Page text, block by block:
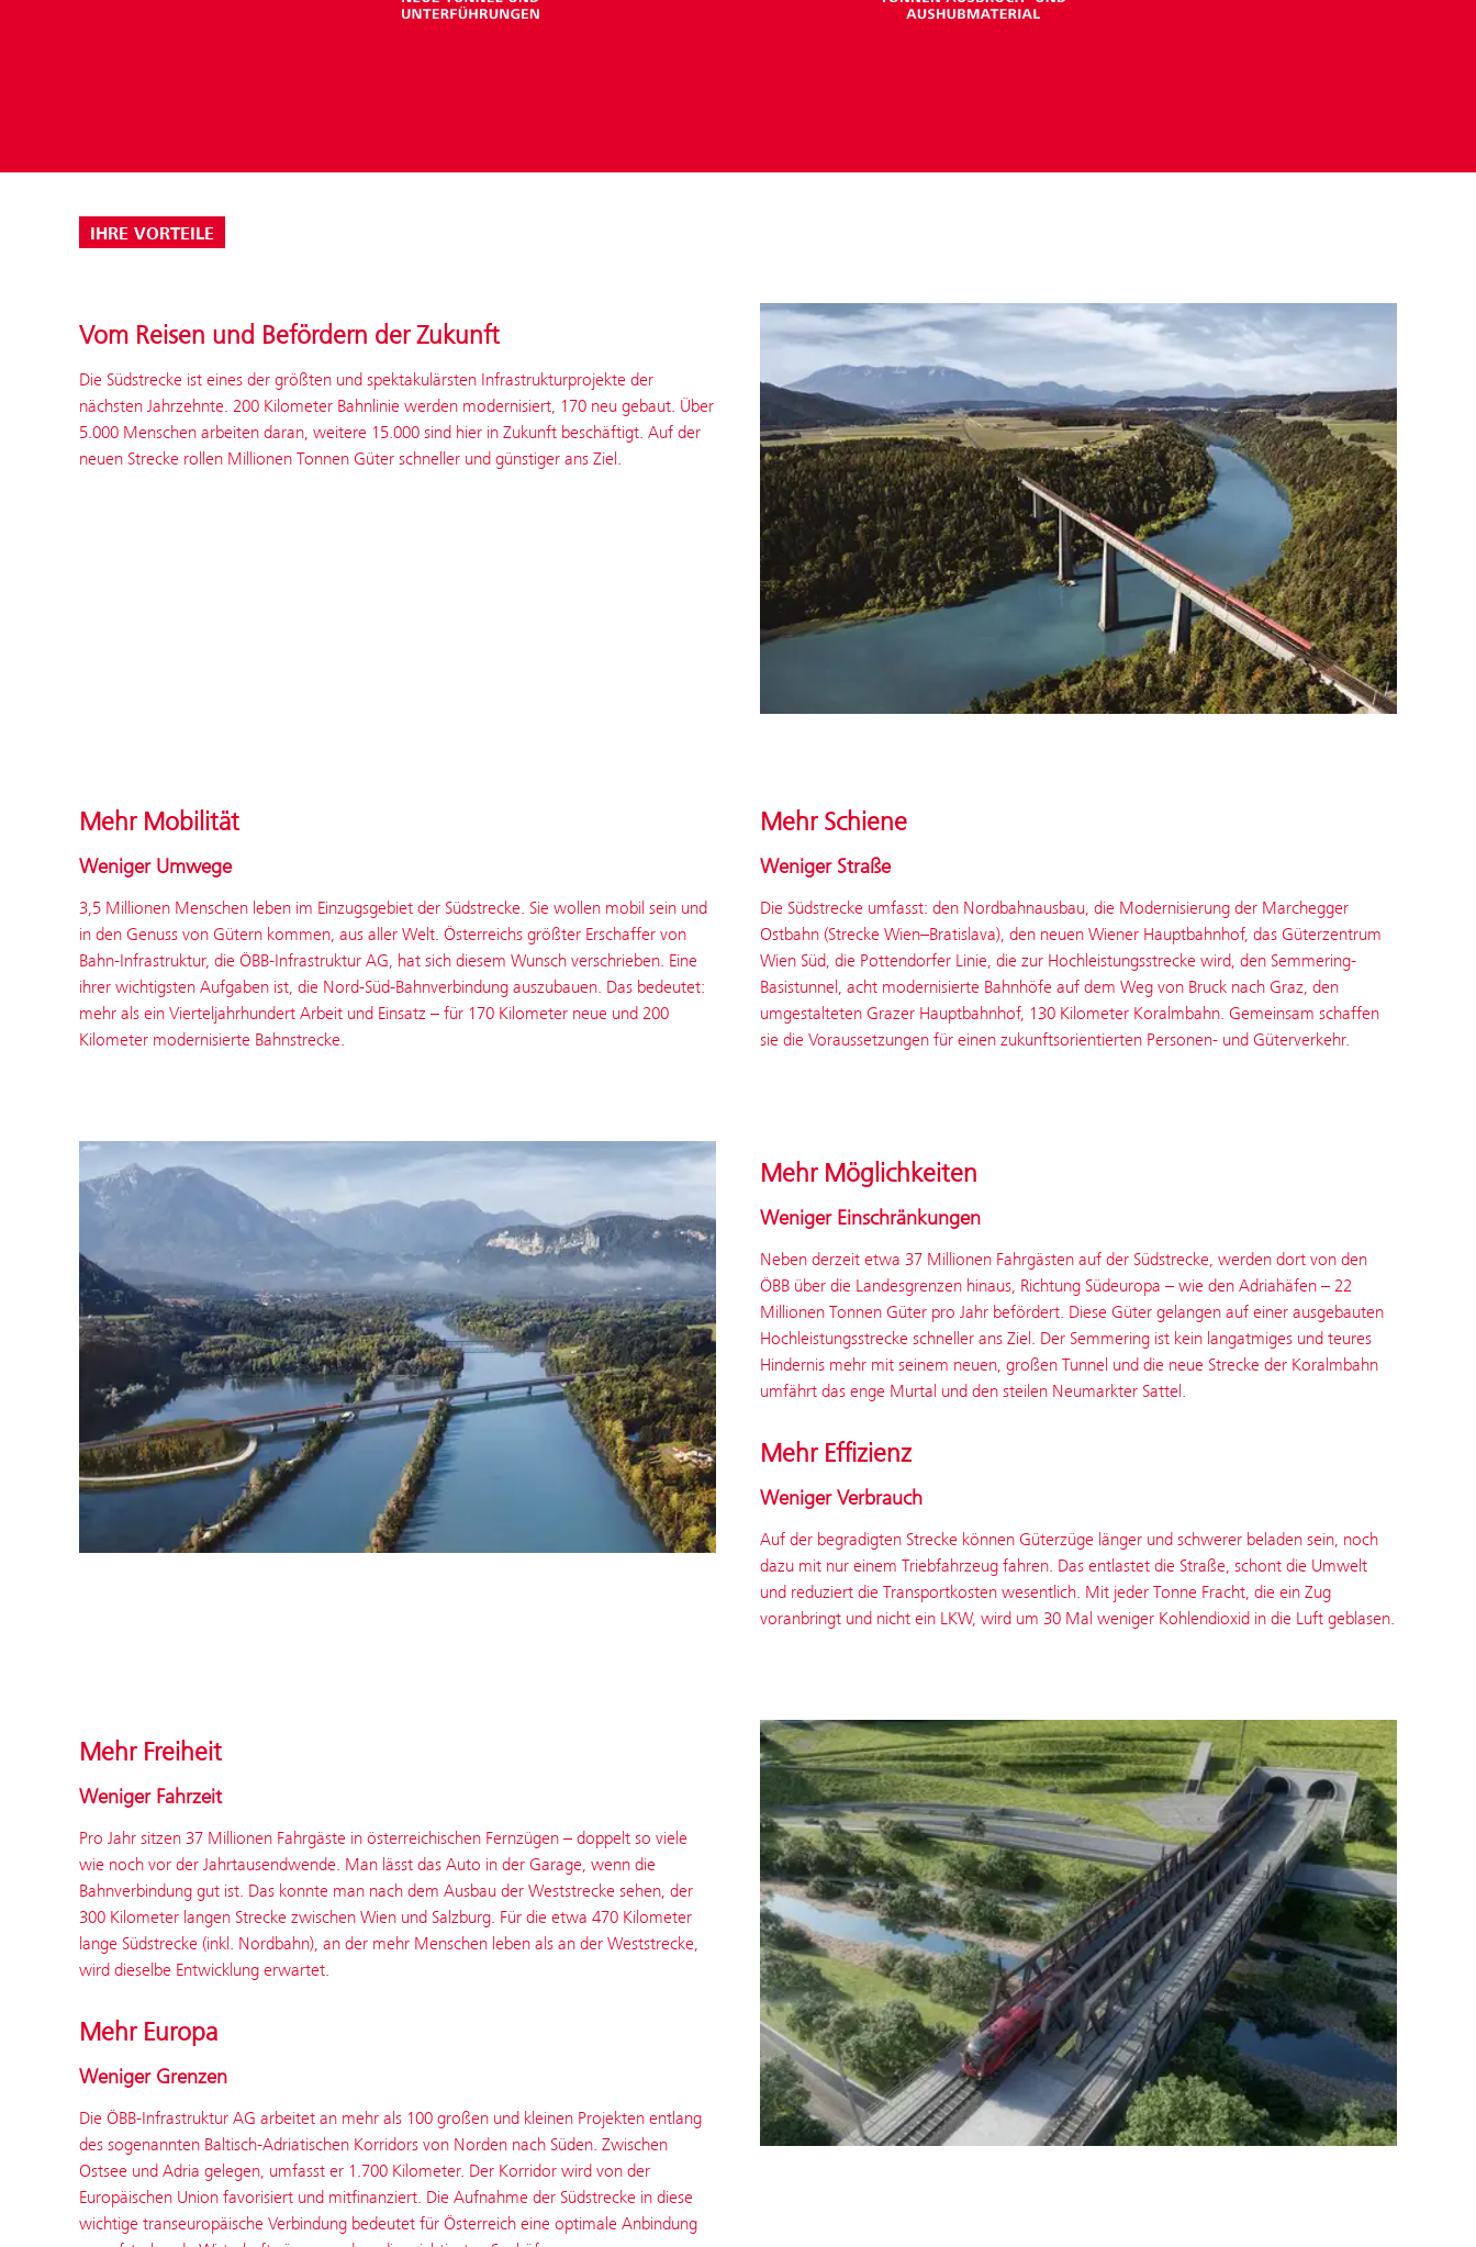
IHRE VORTEILE
Vom Reisen und Befördern der Zukunft
Die Südstrecke ist eines der größten und spektakulärsten Infrastrukturprojekte der
nächsten Jahrzehnte. 200 Kilometer Bahnlinie werden modernisiert, 170 neu gebaut. Über
5.000 Menschen arbeiten daran, weitere 15.000 sind hier in Zukunft beschäftigt. Auf der
neuen Strecke rollen Millionen Tonnen Güter schneller und günstiger ans Ziel.
Mehr Mobilität
Weniger Umwege
3,5 Millionen Menschen leben im Einzugsgebiet der Südstrecke. Sie wollen mobil sein und
in den Genuss von Gütern kommen, aus aller Welt. Österreichs größter Erschaffer von
Bahn-Infrastruktur, die ÖBB-Infrastruktur AG, hat sich diesem Wunsch verschrieben. Eine
ihrer wichtigsten Aufgaben ist, die Nord-Süd-Bahnverbindung auszubauen. Das bedeutet:
mehr als ein Vierteljahrhundert Arbeit und Einsatz – für 170 Kilometer neue und 200
Kilometer modernisierte Bahnstrecke.
Mehr Schiene
Weniger Straße
Die Südstrecke umfasst: den Nordbahnausbau, die Modernisierung der Marchegger
Ostbahn (Strecke Wien–Bratislava), den neuen Wiener Hauptbahnhof, das Güterzentrum
Wien Süd, die Pottendorfer Linie, die zur Hochleistungsstrecke wird, den Semmering-
Basistunnel, acht modernisierte Bahnhöfe auf dem Weg von Bruck nach Graz, den
umgestalteten Grazer Hauptbahnhof, 130 Kilometer Koralmbahn. Gemeinsam schaffen
sie die Voraussetzungen für einen zukunfts­orientierten Personen- und Güterverkehr.
Mehr Möglichkeiten
Weniger Einschränkungen
Neben derzeit etwa 37 Millionen Fahrgästen auf der Südstrecke, werden dort von den
ÖBB über die Landesgrenzen hinaus, Richtung Südeuropa – wie den Adriahäfen – 22
Millionen Tonnen Güter pro Jahr befördert. Diese Güter gelangen auf einer ausgebauten
Hochleistungsstrecke schneller ans Ziel. Der Semmering ist kein langatmiges und teures
Hindernis mehr mit seinem neuen, großen Tunnel und die neue Strecke der Koralm­bahn
umfährt das enge Murtal und den steilen Neumarkter Sattel.
Mehr Effizienz
Weniger Verbrauch
Auf der begradigten Strecke können Güterzüge länger und schwerer beladen sein, noch
dazu mit nur einem Triebfahrzeug fahren. Das entlastet die Straße, schont die Umwelt
und reduziert die Transportkosten wesentlich. Mit jeder Tonne Fracht, die ein Zug
voranbringt und nicht ein LKW, wird um 30 Mal weniger Kohlendioxid in die Luft geblasen.
Mehr Freiheit
Weniger Fahrzeit
Pro Jahr sitzen 37 Millionen Fahrgäste in österreichischen Fernzügen – doppelt so viele
wie noch vor der Jahrt­ausend­wende. Man lässt das Auto in der Garage, wenn die
Bahnverbindung gut ist. Das konnte man nach dem Ausbau der Weststrecke sehen, der
300 Kilometer langen Strecke zwischen Wien und Salzburg. Für die etwa 470 Kilometer
lange Südstrecke (inkl. Nordbahn), an der mehr Menschen leben als an der Weststrecke,
wird dieselbe Entwicklung erwartet.
Mehr Europa
Weniger Grenzen
Die ÖBB-Infrastruktur AG arbeitet an mehr als 100 großen und kleinen Projekten entlang
des sogenannten Baltisch-Adriatischen Korridors von Norden nach Süden. Zwischen
Ostsee und Adria gelegen, umfasst er 1.700 Kilometer. Der Korridor wird von der
Europäischen Union favorisiert und mitfinanziert. Die Aufnahme der Südstrecke in diese
wichtige trans­europäische Verbindung bedeutet für Österreich eine optimale Anbindung